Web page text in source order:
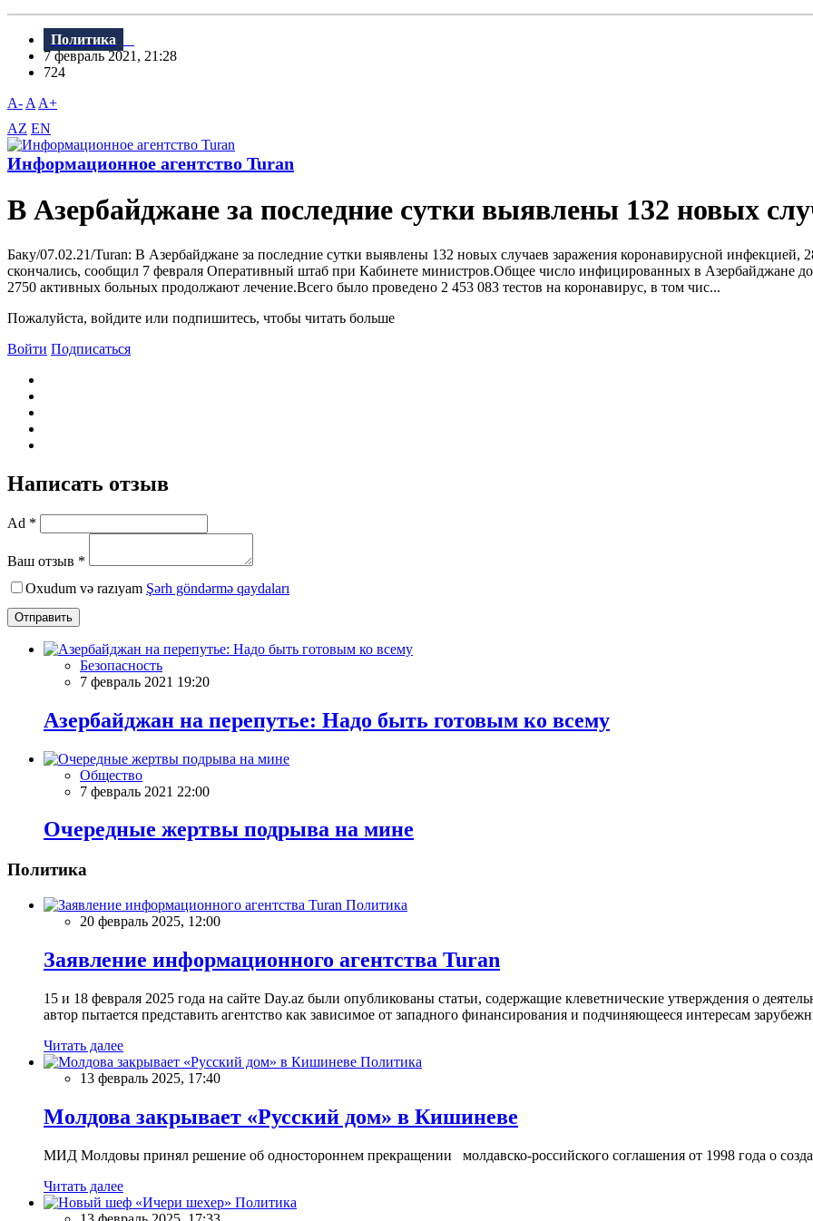
Политика
7 февраль 2021, 21:28
724
A- A A+
AZ EN
Информационное агентство Turan
В Азербайджане за последние сутки выявлены 132 новых
Баку/07.02.21/Turan: В Азербайджане за последние сутки выявлены 132 новых случаев заражения коронавирусной инфекцией,
скончались, сообщил 7 февраля Оперативный штаб при Кабинете министров.Общее число инфицированных в Азербайджане
2750 активных больных продолжают лечение.Всего было проведено 2 453 083 тестов на коронавирус, в том чис...
Пожалуйста, войдите или подпишитесь, чтобы читать больше
Войти Подписаться
Написать отзыв
Ad *
Ваш отзыв *
Oxudum və razıyam Şərh göndərmə qaydaları
Отправить
Безопасность
7 февраль 2021 19:20
Азербайджан на перепутье: Надо быть готовым ко всему
Общество
7 февраль 2021 22:00
Очередные жертвы подрыва на мине
Политика
Политика
20 февраль 2025, 12:00
Заявление информационного агентства Turan
15 и 18 февраля 2025 года на сайте Day.az были опубликованы статьи, содержащие клеветнические утверждения о
автор пытается представить агентство как зависимое от западного финансирования и подчиняющееся интересам
Читать далее
Политика
13 февраль 2025, 17:40
Молдова закрывает «Русский дом» в Кишиневе
МИД Молдовы принял решение об одностороннем прекращении молдавско-российского соглашения от 1998 года о
Читать далее
Политика